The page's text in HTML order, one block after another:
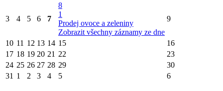
3 4 5 6 7
8
1
Prodej ovoce a zeleniny
Zobrazit všechny záznamy ze dne
9
10 11 12 13 14 15
16
17 18 19 20 21 22
23
24 25 26 27 28 29
30
31 1 2 3 4 5 6